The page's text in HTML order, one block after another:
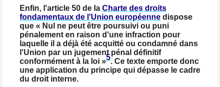
Enfin, l'article 50 de la Charte des droits
fondamentaux de l'Union européenne dispose
que « Nul ne peut être poursuivi ou puni
pénalement en raison d'une infraction pour
laquelle il a déjà été acquitté ou condamné dans
l'Union par un jugement pénal définitif
conformément à la loi »5. Ce texte emporte donc
une application du principe qui dépasse le cadre
du droit interne.